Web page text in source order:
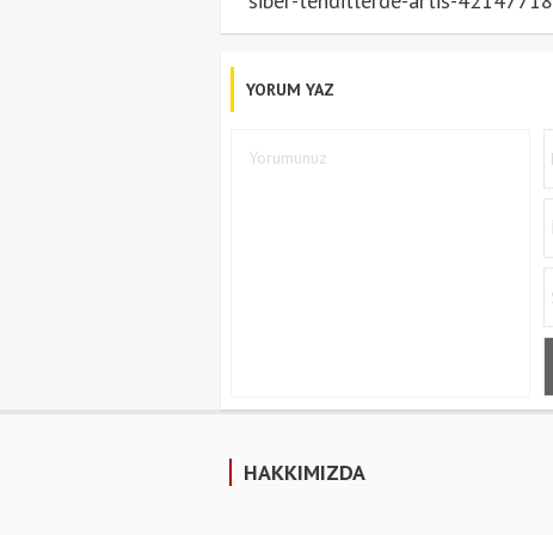
YORUM YAZ
HAKKIMIZDA